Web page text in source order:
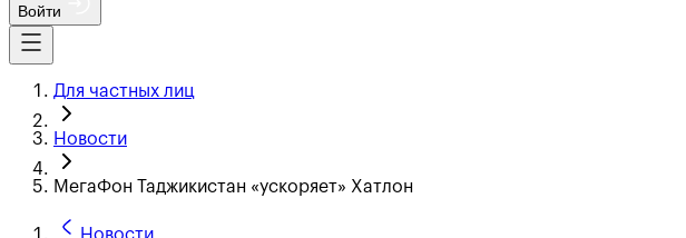
Войти
Для частных лиц
Новости
МегаФон Таджикистан «ускоряет» Хатлон